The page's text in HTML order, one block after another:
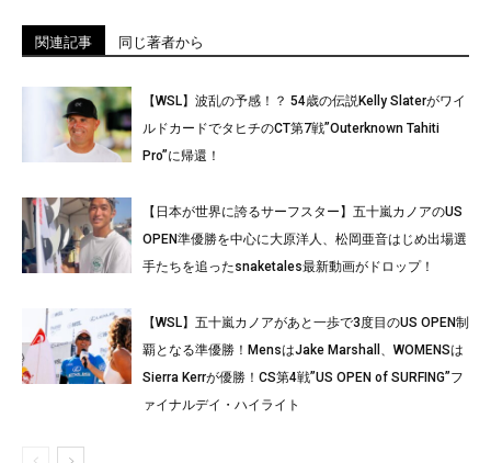
関連記事 同じ著者から
【WSL】波乱の予感！？ 54歳の伝説Kelly Slaterがワイ
ルドカードでタヒチのCT第7戦”Outerknown Tahiti
Pro”に帰還！
【日本が世界に誇るサーフスター】五十嵐カノアのUS
OPEN準優勝を中心に大原洋人、松岡亜音はじめ出場選
手たちを追ったsnaketales最新動画がドロップ！
【WSL】五十嵐カノアがあと一歩で3度目のUS OPEN制
覇となる準優勝！MensはJake Marshall、WOMENSは
Sierra Kerrが優勝！CS第4戦”US OPEN of SURFING”フ
ァイナルデイ・ハイライト